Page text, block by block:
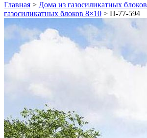
Главная > Дома из газосиликатных блоков
газосиликатных блоков 8×10 > П-77-594